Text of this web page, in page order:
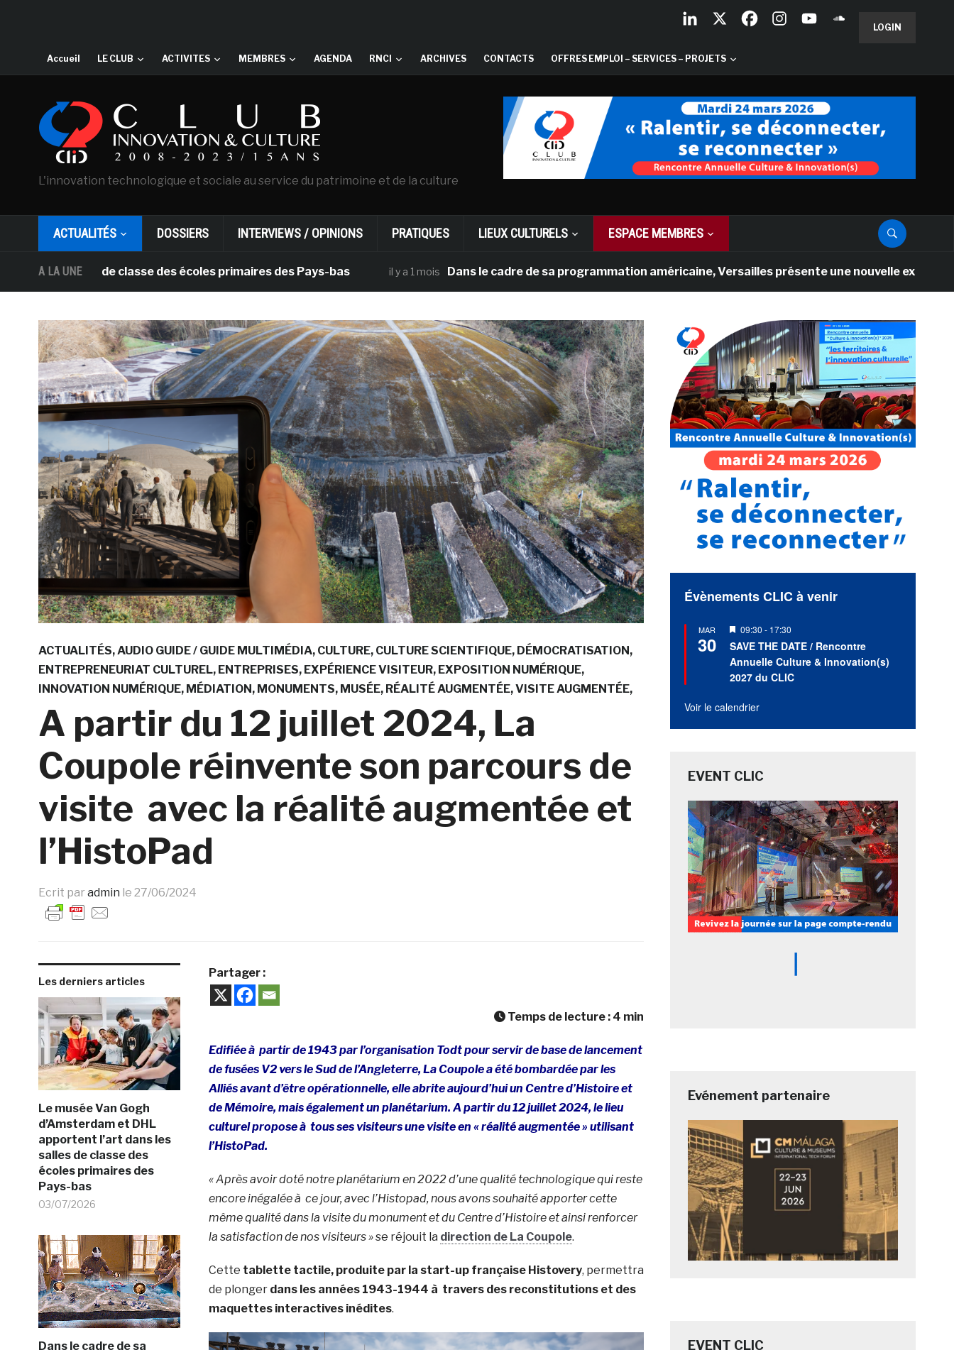
LOGIN
Accueil LE CLUB ACTIVITES MEMBRES AGENDA RNCI ARCHIVES CONTACTS OFFRES EMPLOI – SERVICES – PROJETS
L'innovation technologique et sociale au service du patrimoine et de la culture
ACTUALITÉS DOSSIERS INTERVIEWS / OPINIONS PRATIQUES LIEUX CULTURELS ESPACE MEMBRES
A LA UNE
salles de classe des écoles primaires des Pays-bas il y a 1 mois Dans le cadre de sa programmation américaine, Versailles présente une nouvelle expérience en
ACTUALITÉS AUDIO GUIDE / GUIDE MULTIMÉDIA CULTURE CULTURE SCIENTIFIQUE DÉMOCRATISATION
ENTREPRENEURIAT CULTUREL ENTREPRISES EXPÉRIENCE VISITEUR EXPOSITION NUMÉRIQUE
INNOVATION NUMÉRIQUE MÉDIATION MONUMENTS MUSÉE RÉALITÉ AUGMENTÉE VISITE AUGMENTÉE
A partir du 12 juillet 2024, La
Coupole réinvente son parcours de
visite avec la réalité augmentée et
l’HistoPad
Ecrit par admin le 27/06/2024
Les derniers articles
Le musée Van Gogh
d’Amsterdam et DHL
apportent l’art dans les
salles de classe des
écoles primaires des
Pays-bas
03/07/2026
Dans le cadre de sa
Partager :
Temps de lecture : 4 min
Edifiée à partir de 1943 par l’organisation Todt pour servir de base de lancement
de fusées V2 vers le Sud de l’Angleterre, La Coupole a été bombardée par les
Alliés avant d’être opérationnelle, elle abrite aujourd’hui un Centre d’Histoire et
de Mémoire, mais également un planétarium. A partir du 12 juillet 2024, le lieu
culturel propose à tous ses visiteurs une visite en « réalité augmentée » utilisant
l’HistoPad.
« Après avoir doté notre planétarium en 2022 d’une qualité technologique qui reste
encore inégalée à ce jour, avec l’Histopad, nous avons souhaité apporter cette
même qualité dans la visite du monument et du Centre d’Histoire et ainsi renforcer
la satisfaction de nos visiteurs »se réjouit la direction de La Coupole.
Cette tablette tactile, produite par la start-up française Histovery, permettra
de plonger dans les années 1943-1944 à travers des reconstitutions et des
maquettes interactives inédites.
Évènements CLIC à venir
MAR
30
Mis
en
avant
09:30 - 17:30
SAVE THE DATE / Rencontre
Annuelle Culture & Innovation(s)
2027 du CLIC
Voir le calendrier
EVENT CLIC
Evénement partenaire
EVENT CLIC